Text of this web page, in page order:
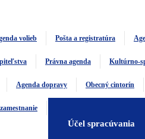
volieb Pošta a registratúra
Právna agenda Kultúrno-
Agenda dopravy Obecný cintorín
Účel spracúvania